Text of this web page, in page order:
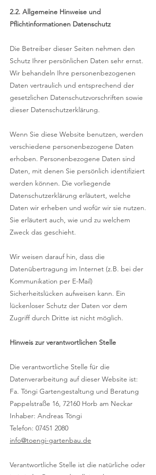
2.2. Allgemeine Hinweise und
Pflichtinformationen Datenschutz
Die Betreiber dieser Seiten nehmen den
Schutz Ihrer persönlichen Daten sehr ernst.
Wir behandeln Ihre personenbezogenen
Daten vertraulich und entsprechend der
gesetzlichen Datenschutzvorschriften sowie
dieser Datenschutzerklärung.
Wenn Sie diese Website benutzen, werden
verschiedene personenbezogene Daten
erhoben. Personenbezogene Daten sind
Daten, mit denen Sie persönlich identifiziert
werden können. Die vorliegende
Datenschutzerklärung erläutert, welche
Daten wir erheben und wofür wir sie nutzen.
Sie erläutert auch, wie und zu welchem
Zweck das geschieht.
Wir weisen darauf hin, dass die
Datenübertragung im Internet (z.B. bei der
Kommunikation per E-Mail)
Sicherheitslücken aufweisen kann. Ein
lückenloser Schutz der Daten vor dem
Zugriff durch Dritte ist nicht möglich.
Hinweis zur verantwortlichen Stelle
Die verantwortliche Stelle für die
Datenverarbeitung auf dieser Website ist:
Fa. Töngi Gartengestaltung und Beratung
Pappelstraße 16, 72160 Horb am Neckar
Inhaber: Andreas Töngi
Telefon: 07451 2080
info@toengi-gartenbau.de
Verantwortliche Stelle ist die natürliche oder